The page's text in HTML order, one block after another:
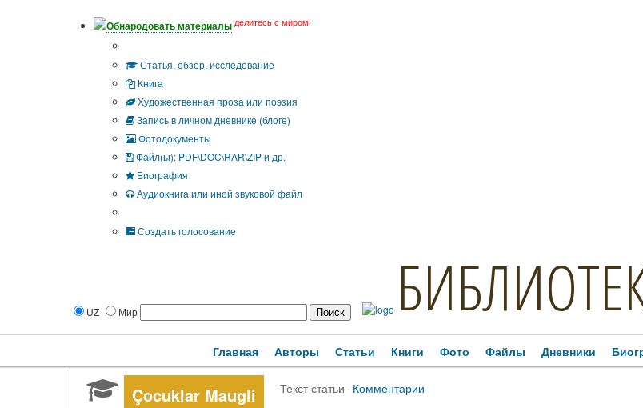
Обнародовать материалы делитесь с миром!
Статья, обзор, исследование
Книга
Художественная проза или поэзия
Запись в личном дневнике (блоге)
Фотодокументы
Файл(ы): PDF\DOC\RAR\ZIP и др.
Биография
Аудиокнига или иной звуковой файл
Создать голосование
UZ Мир
Главная Авторы Статьи Книги Фото Файлы Дневники
Çocuklar Maugli Текст статьи · Комментарии